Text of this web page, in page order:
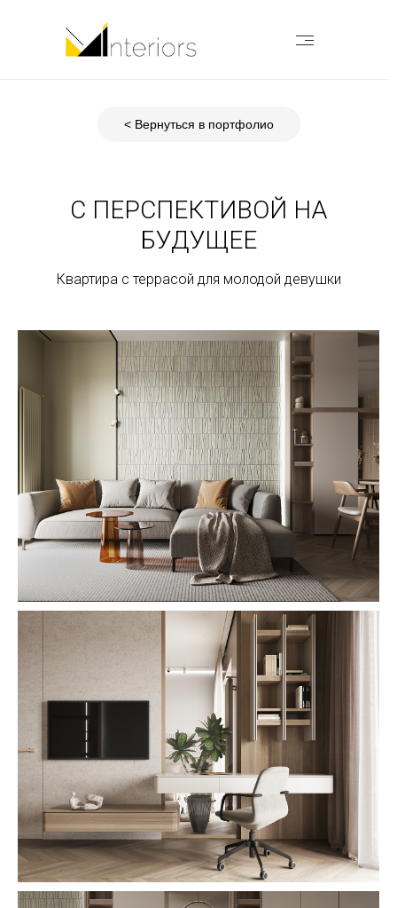
< Вернуться в портфолио
С ПЕРСПЕКТИВОЙ НА
БУДУЩЕЕ
Квартира с террасой для молодой девушки